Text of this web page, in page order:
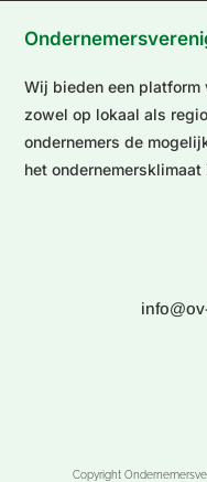
Wij bieden een platform
zowel op lokaal als
ondernemers de
het ondernemersklimaat
Copyright